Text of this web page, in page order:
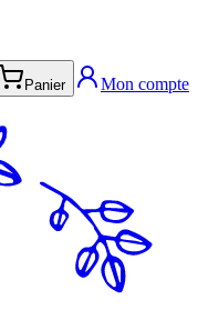
Panier Mon compte